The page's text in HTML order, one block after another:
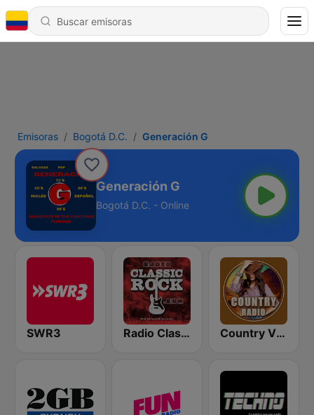
Emisoras Bogotá D.C. Generación G
Generación G
Bogotá D.C. - Online
SWR3 Radio Classic Rock Country Vibes